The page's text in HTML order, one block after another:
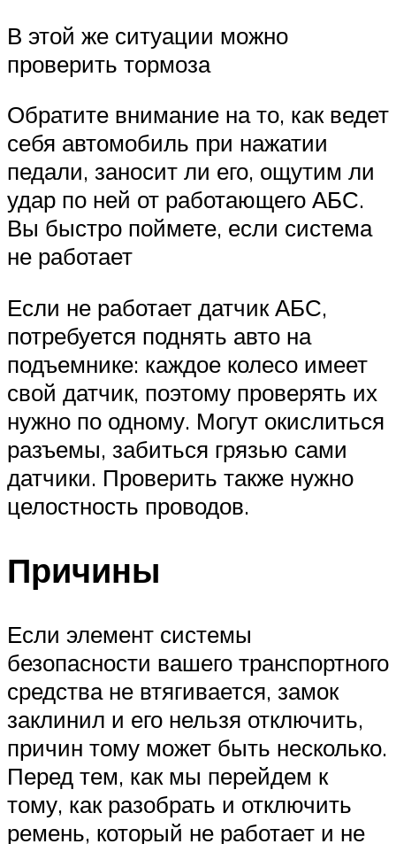
В этой же ситуации можно
проверить тормоза
Обратите внимание на то, как ведет
себя автомобиль при нажатии
педали, заносит ли его, ощутим ли
удар по ней от работающего АБС.
Вы быстро поймете, если система
не работает
Если не работает датчик АБС,
потребуется поднять авто на
подъемнике: каждое колесо имеет
свой датчик, поэтому проверять их
нужно по одному. Могут окислиться
разъемы, забиться грязью сами
датчики. Проверить также нужно
целостность проводов.
Причины
Если элемент системы
безопасности вашего транспортного
средства не втягивается, замок
заклинил и его нельзя отключить,
причин тому может быть несколько.
Перед тем, как мы перейдем к
тому, как разобрать и отключить
ремень, который не работает и не